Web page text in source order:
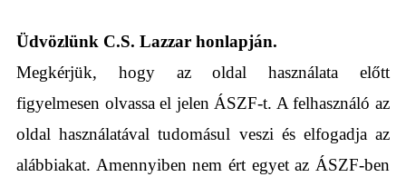
Üdvözlünk C.S. Lazzar honlapján.
Megkérjük, hogy az oldal használata előtt
figyelmesen olvassa el jelen ÁSZF-t. A felhasználó az
oldal használatával tudomásul veszi és elfogadja az
alábbiakat. Amennyiben nem ért egyet az ÁSZF-ben